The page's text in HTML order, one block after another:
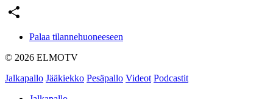
Email
Palaa tilannehuoneeseen
© 2026 ELMOTV
Jalkapallo Jääkiekko Pesäpallo Videot Podcastit